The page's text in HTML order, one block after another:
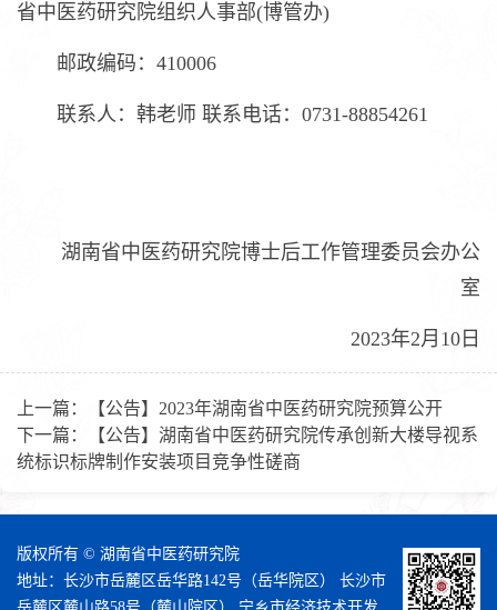
省中医药研究院组织人事部(博管办)
邮政编码：410006
联系人：韩老师 联系电话：0731-88854261
湖南省中医药研究院博士后工作管理委员会办公
室
2023年2月10日
上一篇：
【公告】2023年湖南省中医药研究院预算公开
下一篇：
【公告】湖南省中医药研究院传承创新大楼导视系
统标识标牌制作安装项目竞争性磋商
版权所有 © 湖南省中医药研究院
地址：长沙市岳麓区岳华路142号（岳华院区） 长沙市